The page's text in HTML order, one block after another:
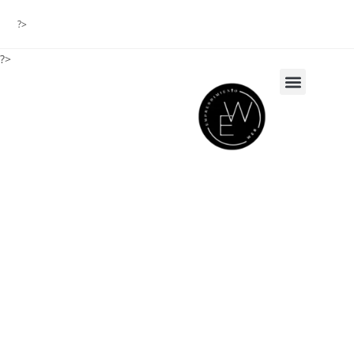
?>
?>